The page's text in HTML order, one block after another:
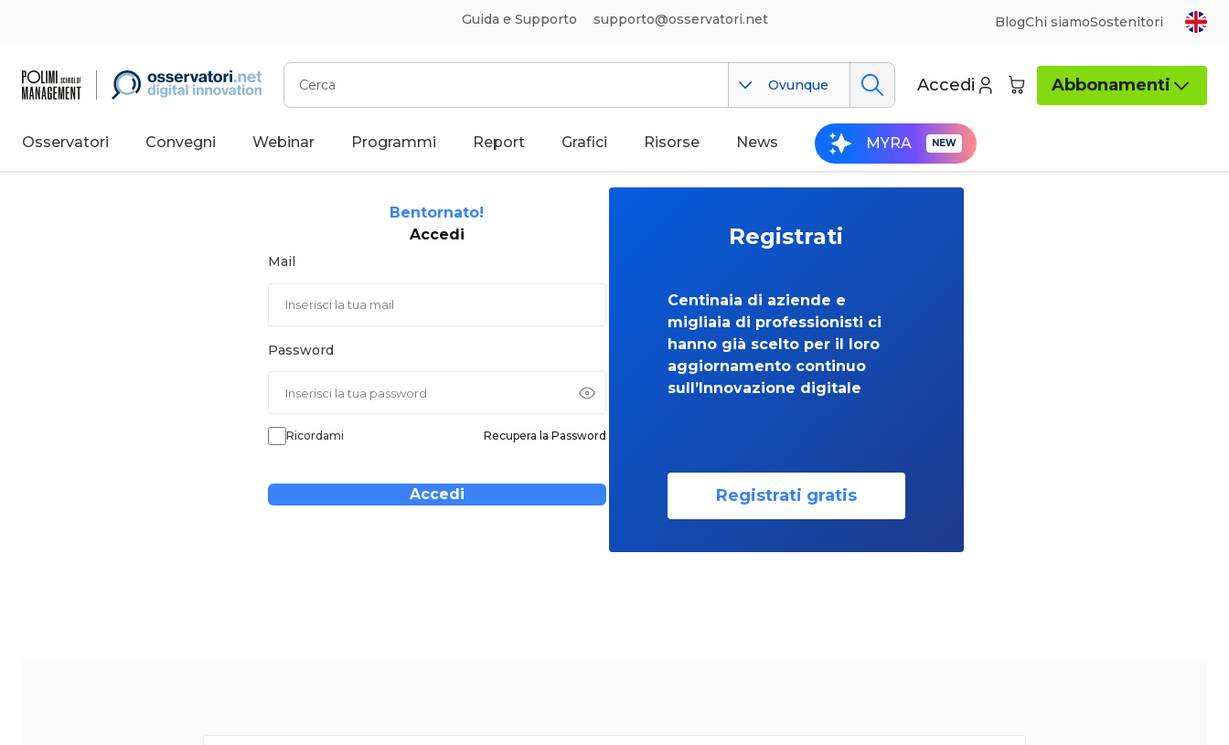
Guida e Supporto supporto@osservatori.net BlogChi siamoSostenitori
Cerca
Ovunque Accedi Abbonamenti
Osservatori Convegni Webinar Programmi Report Grafici Risorse News MYRA
Bentornato!
Accedi
Mail
Password
Ricordami Recupera la Password
Accedi
Registrati
Centinaia di aziende e
migliaia di professionisti ci
hanno già scelto per il loro
aggiornamento continuo
sull’Innovazione digitale
Registrati gratis